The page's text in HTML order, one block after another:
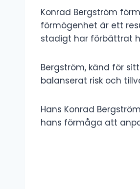
Konrad Bergström
förmögenhet är ett
stadigt har förbättrat
Bergström, känd för
balanserat risk och
Hans Konrad
hans förmåga att